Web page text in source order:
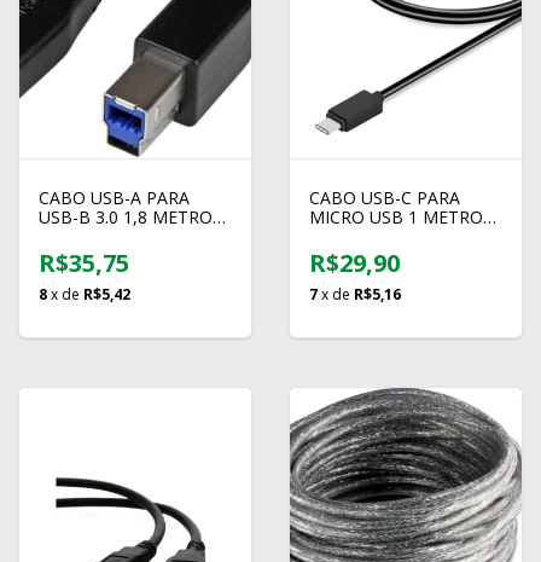
CABO USB-A PARA
USB-B 3.0 1,8 METROS
R$35,75
8x de R$5,42
CABO USB-C PARA
MICRO USB 1 METRO
R$29,90
7x de R$5,16